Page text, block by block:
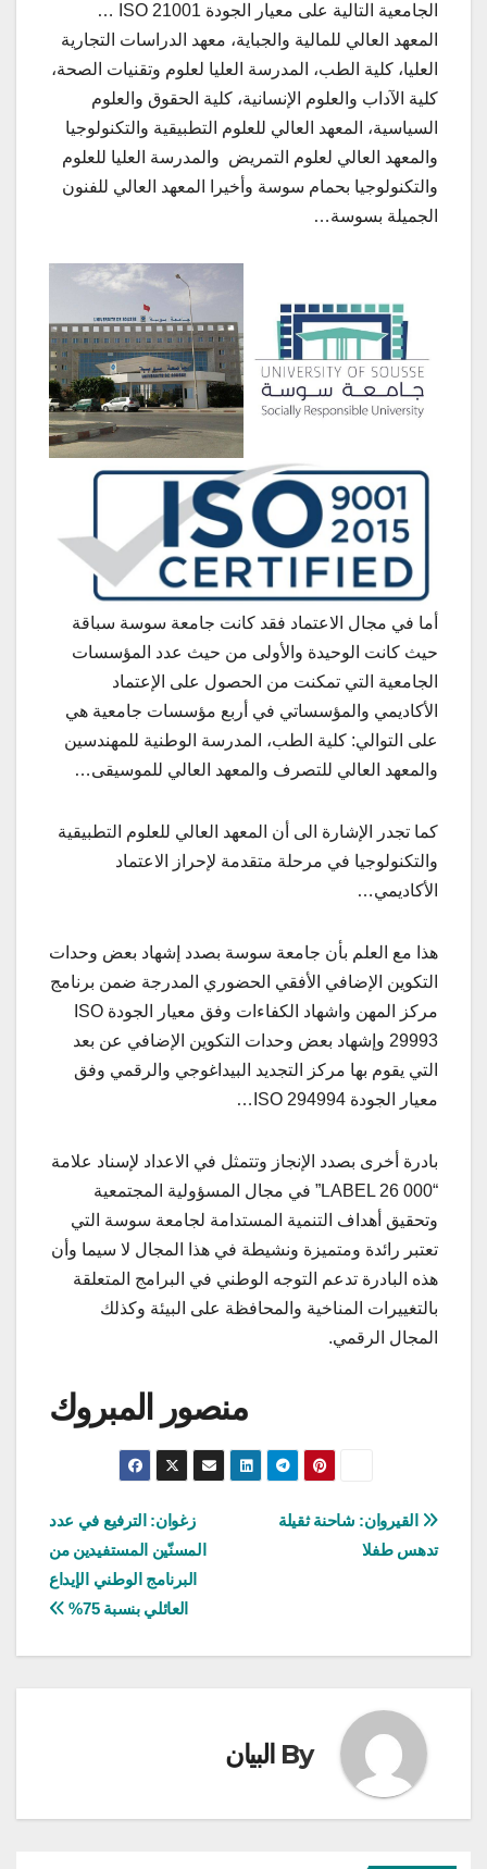
الجامعية التالية على معيار الجودة ISO 21001 …
المعهد العالي للمالية والجباية، معهد الدراسات التجارية
العليا، كلية الطب، المدرسة العليا لعلوم وتقنيات الصحة،
كلية الآداب والعلوم الإنسانية، كلية الحقوق والعلوم
السياسية، المعهد العالي للعلوم التطبيقية والتكنولوجيا
والمعهد العالي لعلوم التمريض والمدرسة العليا للعلوم
والتكنولوجيا بحمام سوسة وأخيرا المعهد العالي للفنون
الجميلة بسوسة…
أما في مجال الاعتماد فقد كانت جامعة سوسة سباقة
حيث كانت الوحيدة والأولى من حيث عدد المؤسسات
الجامعية التي تمكنت من الحصول على الإعتماد
الأكاديمي والمؤسساتي في أربع مؤسسات جامعية هي
على التوالي: كلية الطب، المدرسة الوطنية للمهندسين
والمعهد العالي للتصرف والمعهد العالي للموسيقى…
كما تجدر الإشارة الى أن المعهد العالي للعلوم التطبيقية
والتكنولوجيا في مرحلة متقدمة لإحراز الاعتماد
الأكاديمي…
هذا مع العلم بأن جامعة سوسة بصدد إشهاد بعض وحدات
التكوين الإضافي الأفقي الحضوري المدرجة ضمن برنامج
مركز المهن واشهاد الكفاءات وفق معيار الجودة ISO
29993 وإشهاد بعض وحدات التكوين الإضافي عن بعد
التي يقوم بها مركز التجديد البيداغوجي والرقمي وفق
معيار الجودة ISO 294994…
بادرة أخرى بصدد الإنجاز وتتمثل في الاعداد لإسناد علامة
“LABEL 26 000” في مجال المسؤولية المجتمعية
وتحقيق أهداف التنمية المستدامة لجامعة سوسة التي
تعتبر رائدة ومتميزة ونشيطة في هذا المجال لا سيما وأن
هذه البادرة تدعم التوجه الوطني في البرامج المتعلقة
بالتغييرات المناخية والمحافظة على البيئة وكذلك
المجال الرقمي.
منصور المبروك
تصفّح
المقالات
زغوان: الترفيع في عدد
المسنّين المستفيدين من
البرنامج الوطني الإيداع
العائلي بنسبة 75%
القيروان: شاحنة ثقيلة
تدهس طفلا
By البيان